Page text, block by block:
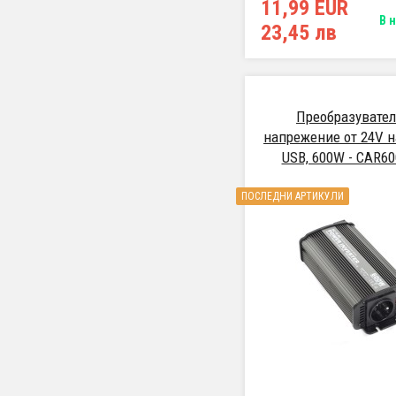
11,99 EUR
23,45 лв
В
напрежение от 24V
USB, 600W -
ПОСЛЕДНИ АРТИКУЛИ